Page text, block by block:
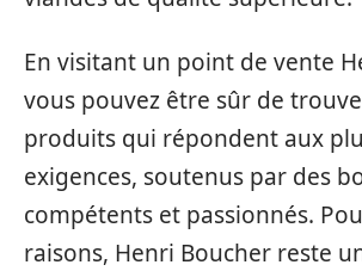
En visitant un point de vente
vous pouvez être sûr de
produits qui répondent aux
exigences, soutenus par des
compétents et passionnés.
raisons, Henri Boucher reste